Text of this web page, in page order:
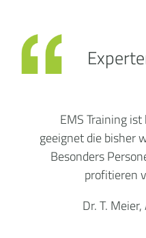
EMS Training
geeignet die bisher
Besonders
profitieren
Dr. T.